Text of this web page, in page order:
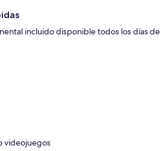
incluido disponible todos los días de
videojuegos